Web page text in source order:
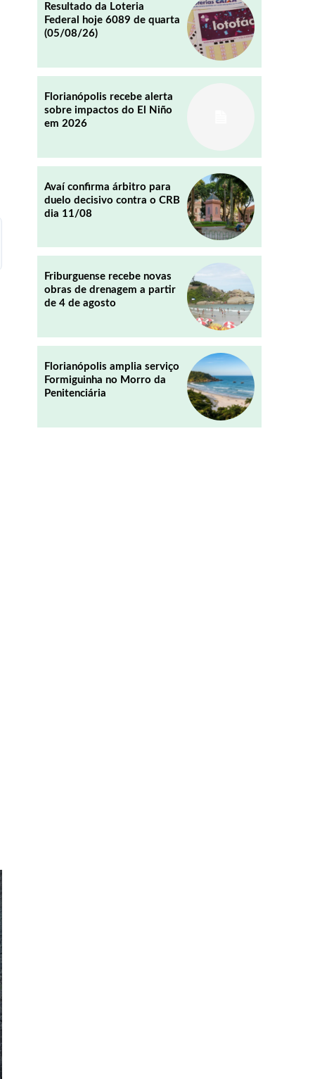
Resultado da Loteria
Federal hoje 6089 de quarta
(05/08/26)
Florianópolis recebe alerta
sobre impactos do El Niño
em 2026
Avaí confirma árbitro para
duelo decisivo contra o CRB
dia 11/08
Friburguense recebe novas
obras de drenagem a partir
de 4 de agosto
Florianópolis amplia serviço
Formiguinha no Morro da
Penitenciária